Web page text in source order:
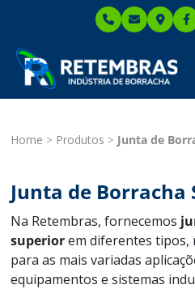
Home Produtos Junta de
Junta de Borracha
Na Retembras, fornecemos
superiorem diferentes tipos,
para as mais variadas
equipamentos e sistemas